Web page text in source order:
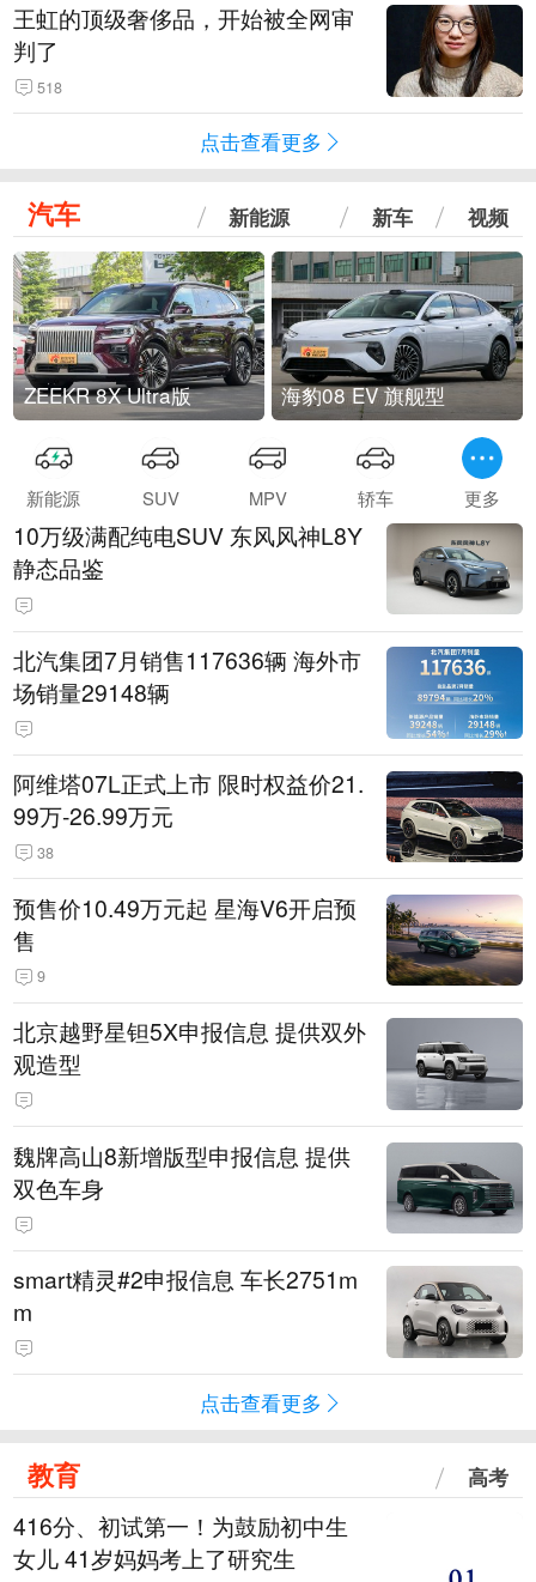
王虹的顶级奢侈品，开始被全网审
判了
518
点击查看更多
汽车 新能源 新车 视频
ZEEKR 8X Ultra版 海豹08 EV 旗舰型
新能源 SUV MPV 轿车 更多
10万级满配纯电SUV 东风风神L8Y
静态品鉴
北汽集团7月销售117636辆 海外市
场销量29148辆
阿维塔07L正式上市 限时权益价21.
99万-26.99万元
38
预售价10.49万元起 星海V6开启预
售
9
北京越野星钽5X申报信息 提供双外
观造型
魏牌高山8新增版型申报信息 提供
双色车身
smart精灵#2申报信息 车长2751m
m
点击查看更多
教育 高考
416分、初试第一！为鼓励初中生
女儿 41岁妈妈考上了研究生